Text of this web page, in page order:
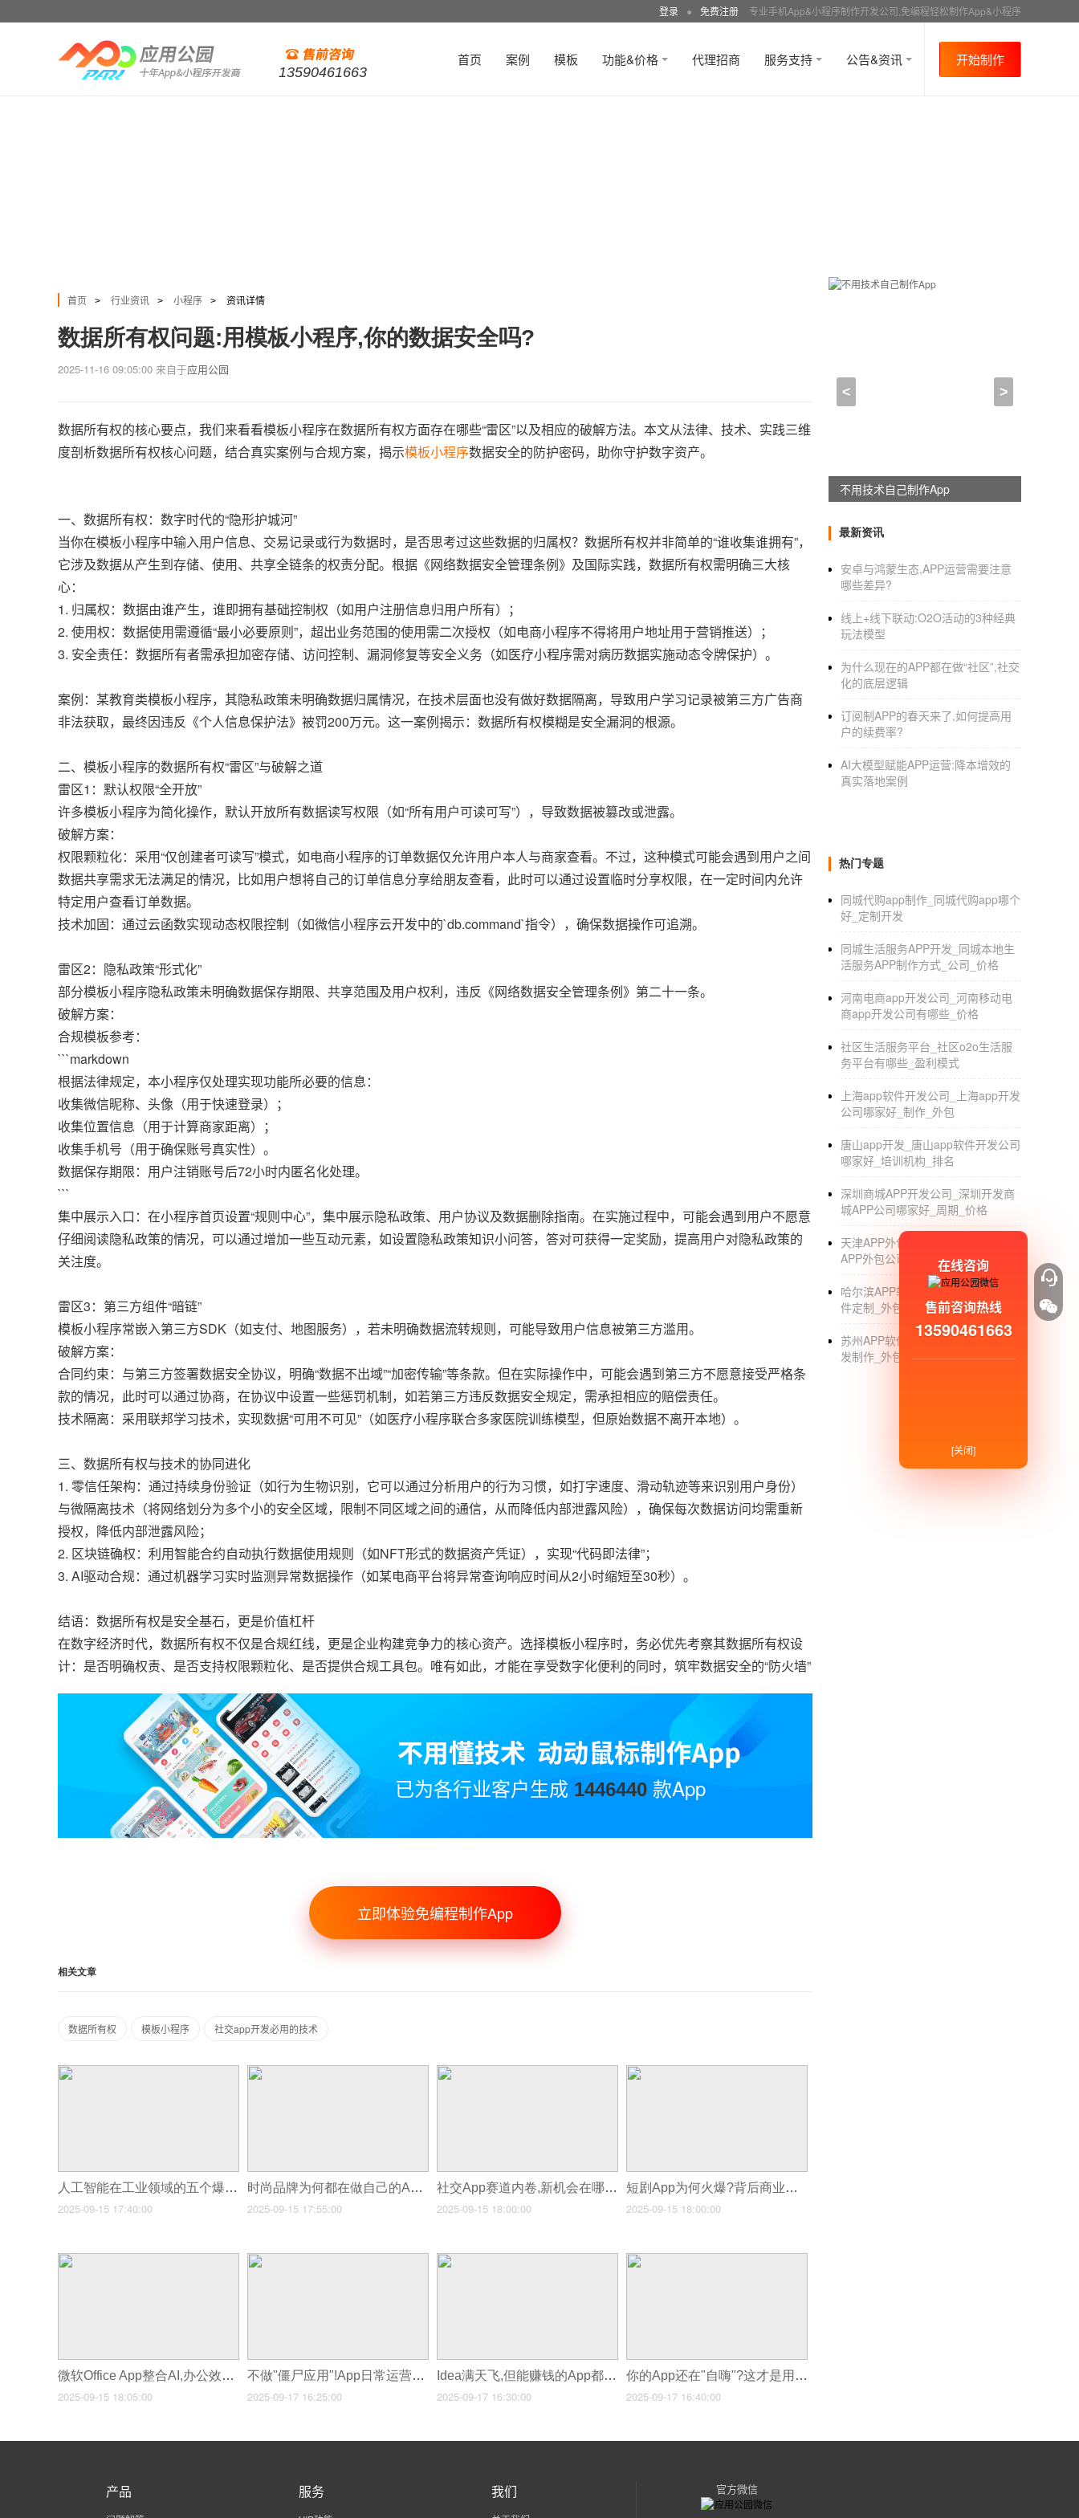
登录 ● 免费注册 专业手机App&小程序制作开发公司,免编程轻松制作App&小程序
13590461663
首页 案例 模板 功能&价格 代理招商 服务支持 公告&资讯 开始制作
首页 > 行业资讯 > 小程序 > 资讯详情
数据所有权问题:用模板小程序,你的数据安全吗?
2025-11-16 09:05:00 来自于应用公园
数据所有权的核心要点，我们来看看模板小程序在数据所有权方面存在哪些“雷区”以及相应的破解方法。本文从法律、技术、实践三维
度剖析数据所有权核心问题，结合真实案例与合规方案，揭示模板小程序数据安全的防护密码，助你守护数字资产。
一、数据所有权：数字时代的“隐形护城河”
当你在模板小程序中输入用户信息、交易记录或行为数据时，是否思考过这些数据的归属权？数据所有权并非简单的“谁收集谁拥有”，
它涉及数据从产生到存储、使用、共享全链条的权责分配。根据《网络数据安全管理条例》及国际实践，数据所有权需明确三大核
心：
1. 归属权：数据由谁产生，谁即拥有基础控制权（如用户注册信息归用户所有）；
2. 使用权：数据使用需遵循“最小必要原则”，超出业务范围的使用需二次授权（如电商小程序不得将用户地址用于营销推送）；
3. 安全责任：数据所有者需承担加密存储、访问控制、漏洞修复等安全义务（如医疗小程序需对病历数据实施动态令牌保护）。
案例：某教育类模板小程序，其隐私政策未明确数据归属情况，在技术层面也没有做好数据隔离，导致用户学习记录被第三方广告商
非法获取，最终因违反《个人信息保护法》被罚200万元。这一案例揭示：数据所有权模糊是安全漏洞的根源。
二、模板小程序的数据所有权“雷区”与破解之道
雷区1：默认权限“全开放”
许多模板小程序为简化操作，默认开放所有数据读写权限（如“所有用户可读可写”），导致数据被篡改或泄露。
破解方案：
权限颗粒化：采用“仅创建者可读写”模式，如电商小程序的订单数据仅允许用户本人与商家查看。不过，这种模式可能会遇到用户之间
数据共享需求无法满足的情况，比如用户想将自己的订单信息分享给朋友查看，此时可以通过设置临时分享权限，在一定时间内允许
特定用户查看订单数据。
技术加固：通过云函数实现动态权限控制（如微信小程序云开发中的`db.command`指令），确保数据操作可追溯。
雷区2：隐私政策“形式化”
部分模板小程序隐私政策未明确数据保存期限、共享范围及用户权利，违反《网络数据安全管理条例》第二十一条。
破解方案：
合规模板参考：
```markdown
根据法律规定，本小程序仅处理实现功能所必要的信息：
收集微信昵称、头像（用于快速登录）；
收集位置信息（用于计算商家距离）；
收集手机号（用于确保账号真实性）。
数据保存期限：用户注销账号后72小时内匿名化处理。
```
集中展示入口：在小程序首页设置“规则中心”，集中展示隐私政策、用户协议及数据删除指南。在实施过程中，可能会遇到用户不愿意
仔细阅读隐私政策的情况，可以通过增加一些互动元素，如设置隐私政策知识小问答，答对可获得一定奖励，提高用户对隐私政策的
关注度。
雷区3：第三方组件“暗链”
模板小程序常嵌入第三方SDK（如支付、地图服务），若未明确数据流转规则，可能导致用户信息被第三方滥用。
破解方案：
合同约束：与第三方签署数据安全协议，明确“数据不出域”“加密传输”等条款。但在实际操作中，可能会遇到第三方不愿意接受严格条
款的情况，此时可以通过协商，在协议中设置一些惩罚机制，如若第三方违反数据安全规定，需承担相应的赔偿责任。
技术隔离：采用联邦学习技术，实现数据“可用不可见”（如医疗小程序联合多家医院训练模型，但原始数据不离开本地）。
三、数据所有权与技术的协同进化
1. 零信任架构：通过持续身份验证（如行为生物识别，它可以通过分析用户的行为习惯，如打字速度、滑动轨迹等来识别用户身份）
与微隔离技术（将网络划分为多个小的安全区域，限制不同区域之间的通信，从而降低内部泄露风险），确保每次数据访问均需重新
授权，降低内部泄露风险；
2. 区块链确权：利用智能合约自动执行数据使用规则（如NFT形式的数据资产凭证），实现“代码即法律”；
3. AI驱动合规：通过机器学习实时监测异常数据操作（如某电商平台将异常查询响应时间从2小时缩短至30秒）。
结语：数据所有权是安全基石，更是价值杠杆
在数字经济时代，数据所有权不仅是合规红线，更是企业构建竞争力的核心资产。选择模板小程序时，务必优先考察其数据所有权设
计：是否明确权责、是否支持权限颗粒化、是否提供合规工具包。唯有如此，才能在享受数字化便利的同时，筑牢数据安全的“防火墙”
已为各行业客户生成 1446440 款App
立即体验免编程制作App
相关文章
数据所有权 模板小程序 社交app开发必用的技术
人工智能在工业领域的五个爆点应用
2025-09-15 17:40:00
时尚品牌为何都在做自己的App?
2025-09-15 17:55:00
社交App赛道内卷,新机会在哪里?
2025-09-15 18:00:00
短剧App为何火爆?背后商业模式揭秘
2025-09-15 18:00:00
微软Office App整合AI,办公效率翻倍
2025-09-15 18:05:00
不做"僵尸应用"!App日常运营的十大黄金法则
2025-09-17 16:25:00
Idea满天飞,但能赚钱的App都有这3个共同特征
2025-09-17 16:30:00
你的App还在"自嗨"?这才是用户真正愿意付费的功能!
2025-09-17 16:40:00
< >
躺赚神器，淘宝客系统全新上线
最新资讯
安卓与鸿蒙生态,APP运营需要注意
哪些差异?
线上+线下联动:O2O活动的3种经典
玩法模型
为什么现在的APP都在做“社区”,社交
化的底层逻辑
订阅制APP的春天来了,如何提高用
户的续费率?
AI大模型赋能APP运营:降本增效的
真实落地案例
热门专题
同城代购app制作_同城代购app哪个
好_定制开发
同城生活服务APP开发_同城本地生
活服务APP制作方式_公司_价格
河南电商app开发公司_河南移动电
商app开发公司有哪些_价格
社区生活服务平台_社区o2o生活服
务平台有哪些_盈利模式
上海app软件开发公司_上海app开发
公司哪家好_制作_外包
唐山app开发_唐山app软件开发公司
哪家好_培训机构_排名
深圳商城APP开发公司_深圳开发商
城APP公司哪家好_周期_价格
天津APP外包制作开发公司_天津
APP外包公司有哪些_手机软件定制
哈尔滨APP软件开发公司_哈尔滨软
件定制_外包_制作公司
苏州APP软件外包公司_苏州软件开
发制作_外包公司
产品 服务 我们 官方微信
在线咨询
售前咨询热线
13590461663
[关闭]